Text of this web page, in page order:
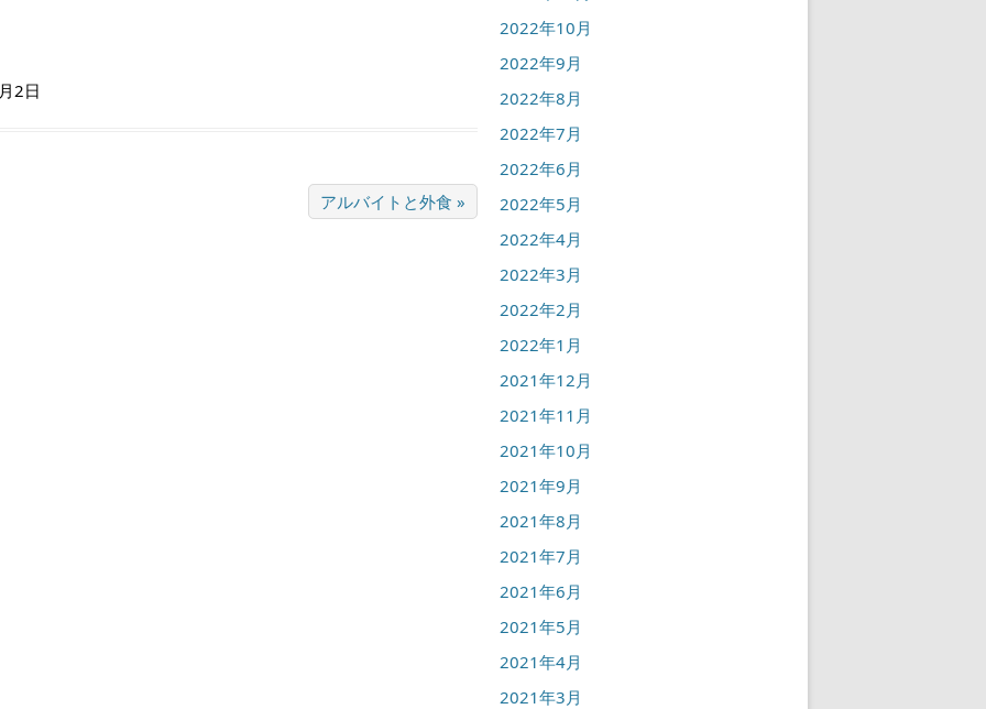
2日
アルバイトと外食 »
2022年10月
2022年9月
2022年8月
2022年7月
2022年6月
2022年5月
2022年4月
2022年3月
2022年2月
2022年1月
2021年12月
2021年11月
2021年10月
2021年9月
2021年8月
2021年7月
2021年6月
2021年5月
2021年4月
2021年3月